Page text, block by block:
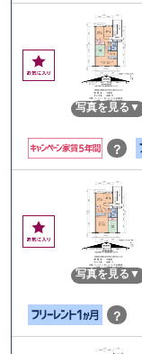
お
気
写真を見る
？
お
気
写真を見る
？